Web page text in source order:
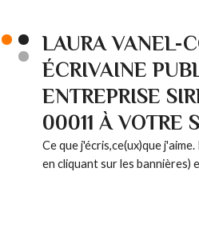
LAURA VANEL-
ÉCRIVAINE
ENTREPRISE
00011 À VOTRE
Ce que j'écris,ce(ux)que
en cliquant sur les bannières)